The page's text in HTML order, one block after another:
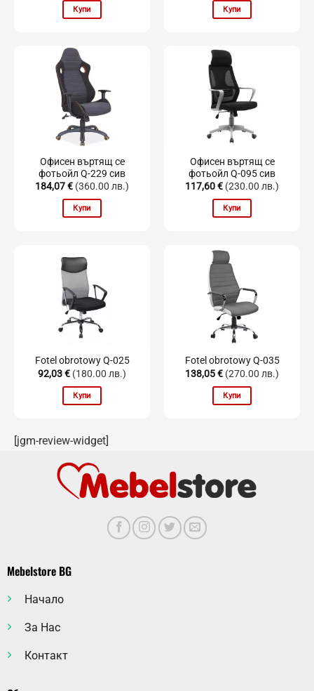
Купи Купи
Офисен въртящ се
фотьойл Q-229 сив
184,07€ (360.00 лв.)
Купи
Офисен въртящ се
фотьойл Q-095 сив
117,60€ (230.00 лв.)
Купи
Fotel obrotowy Q-025
92,03€ (180.00 лв.)
Купи
Fotel obrotowy Q-035
138,05€ (270.00 лв.)
Купи
[jgm-review-widget]
Mebelstore BG
Начало
За Нас
Контакт